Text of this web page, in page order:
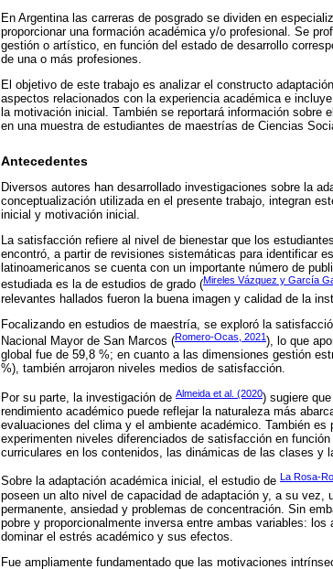
En Argentina las carreras de posgrado se dividen en
proporcionar una formación académica y/o profesional. Se
gestión o artístico, en función del estado de desarrollo
de una o más profesiones.
El objetivo de este trabajo es analizar el constructo
aspectos relacionados con la experiencia académica e
la motivación inicial. También se reportará información
en una muestra de estudiantes de maestrías de Ciencias
Antecedentes
Diversos autores han desarrollado investigaciones sobre la
conceptualización utilizada en el presente trabajo, integran
inicial y motivación inicial.
La satisfacción refiere al nivel de bienestar que los
encontró, a partir de revisiones sistemáticas para identificar
latinoamericanos se cuenta con un importante número de
estudiada es la de estudios de grado (Mireles Vázquez y García
relevantes hallados fueron la buena imagen y calidad de la
Focalizando en estudios de maestría, se exploró la
Nacional Mayor de San Marcos (Romero-Ocas, 2021), lo que
global fue de 59,8 %; en cuanto a las dimensiones gestión
%), también arrojaron niveles medios de satisfacción.
Por su parte, la investigación de Almeida et al. (2020) sugiere
rendimiento académico puede reflejar la naturaleza más
evaluaciones del clima y el ambiente académico. También
experimenten niveles diferenciados de satisfacción en
curriculares en los contenidos, las dinámicas de las clases y
Sobre la adaptación académica inicial, el estudio de La Rosa-
poseen un alto nivel de capacidad de adaptación y, a su
permanente, ansiedad y problemas de concentración. Sin
pobre y proporcionalmente inversa entre ambas variables:
dominar el estrés académico y sus efectos.
Fue ampliamente fundamentado que las motivaciones